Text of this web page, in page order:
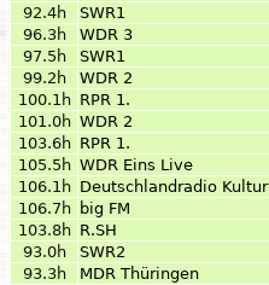
92.4h
SWR1
96.3h
WDR 3
97.5h
SWR1
99.2h
WDR 2
100.1h RPR 1.
101.0h WDR 2
103.6h RPR 1.
105.5h WDR Eins Live
106.1h Deutschlandradio Kultur
106.7h
big FM
103.8h R.SH
93.0h
SWR2
93.3h
MDR Thüringen